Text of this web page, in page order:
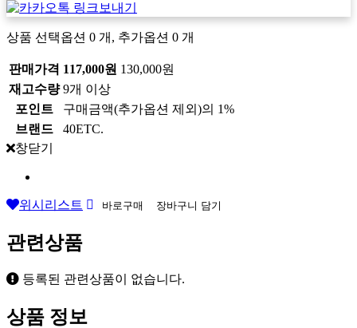
상품 선택옵션 0 개, 추가옵션 0 개
판매가격 117,000원 130,000원
재고수량 9개 이상
포인트
구매금액(추가옵션 제외)의 1%
브랜드
40ETC.
창닫기
위시리스트 바로구매 장바구니 담기
관련상품
등록된 관련상품이 없습니다.
상품 정보